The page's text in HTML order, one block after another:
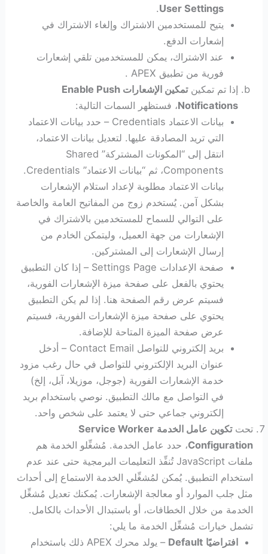
User Settings
.
يتيح للمستخدمين الاشتراك وإلغاء الاشتراك في
إشعارات الدفع.
عند الاشتراك، يمكن للمستخدمين تلقي إشعارات
فورية من تطبيق APEX .
إذا تم تمكين
تمكين الإشعارات Enable Push
Notifications، فستظهر السمات التالية:
بيانات الاعتماد Credentials – حدد بيانات الاعتماد
التي تريد المصادقة عليها. لتعديل بيانات الاعتماد،
انتقل إلى “المكونات المشتركة” Shared
Components، ثم “بيانات الاعتماد” Credentials.
بيانات الاعتماد مطلوبة لإعداد استلام الإشعارات
بشكل آمن. يُستخدم زوج من المفاتيح العامة والخاصة
على التوالي للسماح للمستخدمين بالاشتراك في
الإشعارات من جهة العميل، وليتمكن الخادم من
إرسال الإشعارات إلى المشتركين.
صفحة الإعدادات Settings Page – إذا كان التطبيق
يحتوي بالفعل على صفحة ميزة الإشعارات الفورية،
فسيتم عرض رقم الصفحة هنا. إذا لم يكن التطبيق
يحتوي على صفحة ميزة الإشعارات الفورية، فسيتم
عرض صفحة الميزة المتاحة للإضافة.
بريد إلكتروني للتواصل Contact Email – أدخل
عنوان البريد الإلكتروني للتواصل في حال رغب مزود
خدمة الإشعارات الفورية (جوجل، موزيلا، آبل، إلخ)
في التواصل مع مالك التطبيق. نوصي باستخدام بريد
إلكتروني جماعي حتى لا يعتمد على شخص واحد.
تحتتكوين عامل الخدمة Service Worker
Configuration، حدد عامل الخدمة. مُشغِّلو الخدمة هم
ملفات JavaScript تُنفِّذ التعليمات البرمجية حتى عند عدم
استخدام التطبيق. يُمكن لمُشغِّلي الخدمة الاستماع إلى أحداث
مثل جلب الموارد أو معالجة الإشعارات. يُمكنك تعديل مُشغِّل
الخدمة من خلال الخطافات، أو باستبدال الأحداث بالكامل.
تشمل خيارات مُشغِّل الخدمة ما يلي:
افتراضيًا Default
– يولد محرك APEX ذلك باستخدام